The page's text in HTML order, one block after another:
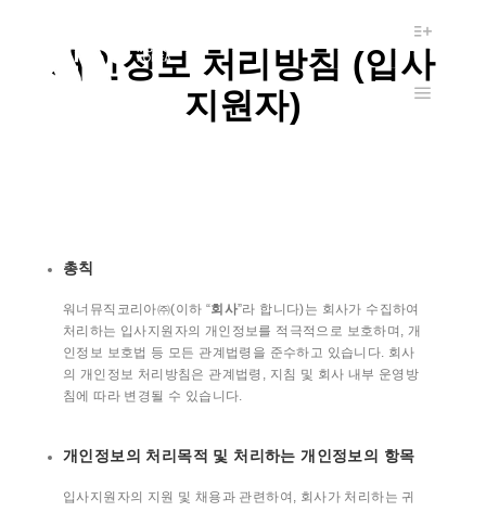
More
개인정보 처리방침 (입사
지원자)
총칙
워너뮤직코리아㈜(이하 “회사”라 합니다)는 회사가 수집하여
처리하는 입사지원자의 개인정보를 적극적으로 보호하며, 개
인정보 보호법 등 모든 관계법령을 준수하고 있습니다. 회사
의 개인정보 처리방침은 관계법령, 지침 및 회사 내부 운영방
침에 따라 변경될 수 있습니다.
개인정보의 처리목적 및 처리하는 개인정보의 항목
입사지원자의 지원 및 채용과 관련하여, 회사가 처리하는 귀